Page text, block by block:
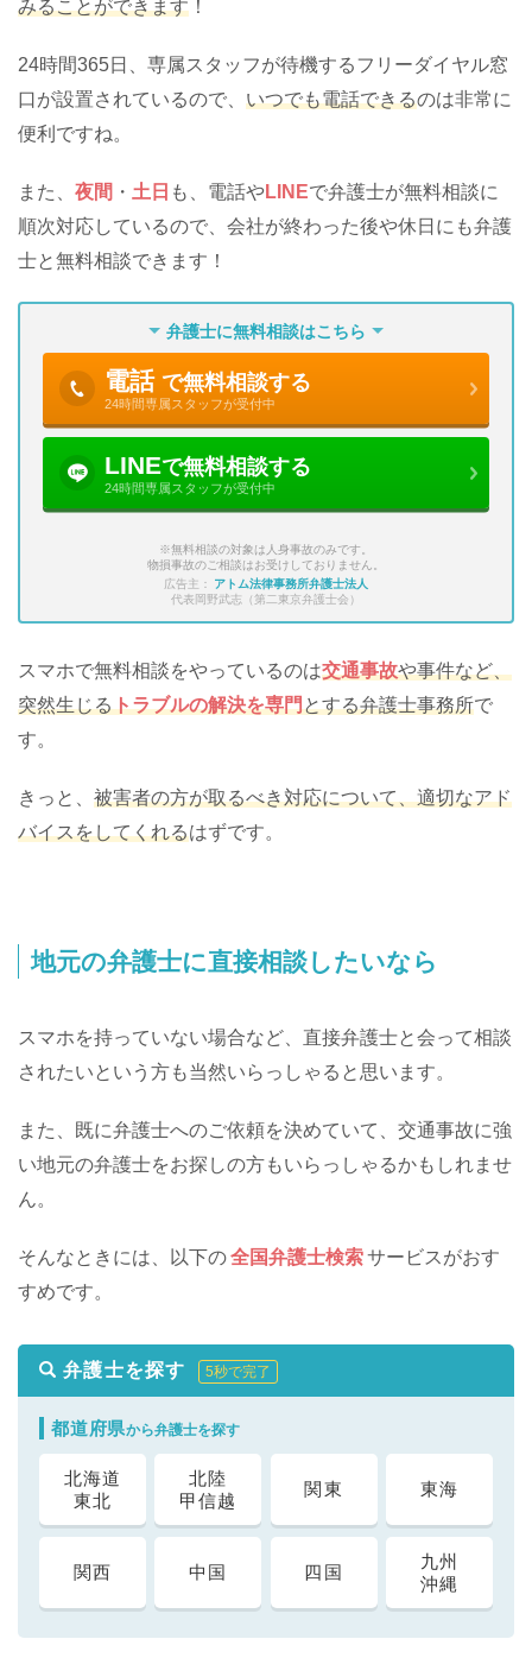
みることができます ！
24時間365日、専属スタッフが待機するフリーダイヤル窓
口が設置されているので、 いつでも電話できるのは非常に
便利ですね。
また、 夜間 ・ 土日 も、電話やLINEで弁護士が無料相談に
順次対応しているので、会社が終わった後や休日にも弁護
士と無料相談できます！
弁護士に無料相談はこちら
電話 で無料相談する
24時間専属スタッフが受付中
LINEで無料相談する
24時間専属スタッフが受付中
※無料相談の対象は人身事故のみです。
物損事故のご相談はお受けしておりません。
広告主：
アトム法律事務所弁護士法人
代表岡野武志（第二東京弁護士会）
スマホで無料相談をやっているのは交通事故や事件など、
突然生じるトラブルの解決を専門とする弁護士事務所で
す。
きっと、 被害者の方が取るべき対応について、適切なアド
バイスをしてくれるはずです。
地元の弁護士に直接相談したいなら
スマホを持っていない場合など、直接弁護士と会って相談
されたいという方も当然いらっしゃると思います。
また、既に弁護士へのご依頼を決めていて、交通事故に強
い地元の弁護士をお探しの方もいらっしゃるかもしれませ
ん。
そんなときには、以下の全国弁護士検索サービスがおす
すめです。
弁護士を探す 5秒で完了
都道府県から弁護士を探す
北海道
東北
北陸
甲信越
関東 東海
関西 中国 四国
九州
沖縄